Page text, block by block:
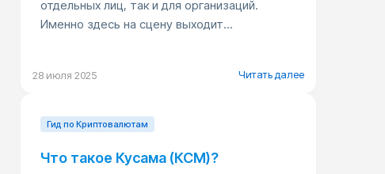
отдельных лиц, так и для организаций.
Именно здесь на сцену выходит...
28 июля 2025 Читать далее
Гид по Криптовалютам
Что такое Кусама (КСМ)?